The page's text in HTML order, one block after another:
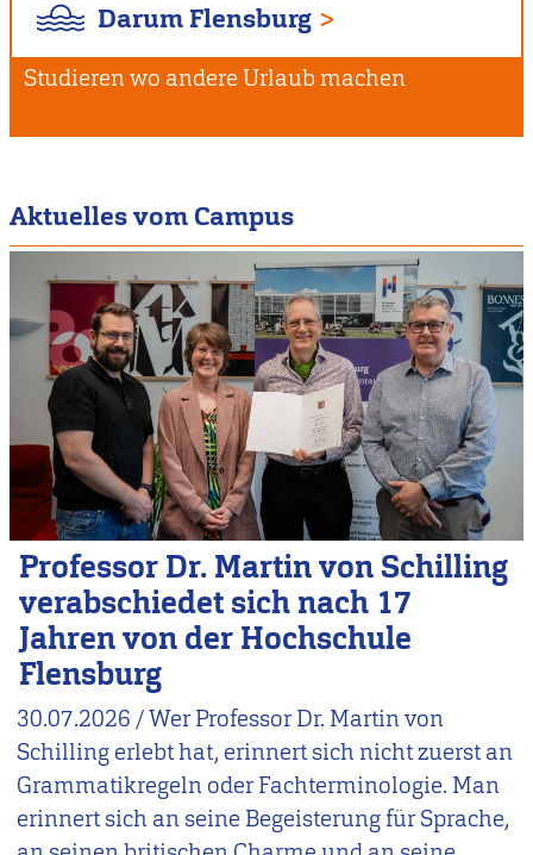
Darum Flensburg
Studieren wo andere Urlaub machen
Aktuelles vom Campus
Professor Dr. Martin von Schilling
verabschiedet sich nach 17
Jahren von der Hochschule
Flensburg
30.07.2026 /Wer Professor Dr. Martin von
Schilling erlebt hat, erinnert sich nicht zuerst an
Grammatikregeln oder Fachterminologie. Man
erinnert sich an seine Begeisterung für Sprache,